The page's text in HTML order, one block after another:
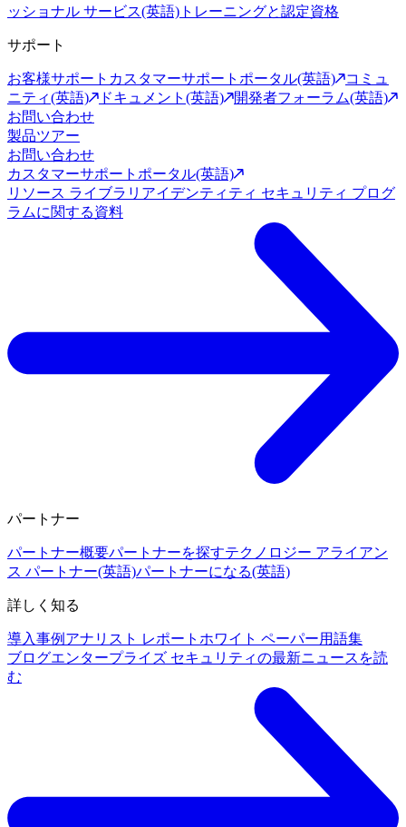
ッショナル サービス(英語) トレーニングと認定資格
サポート
お客様サポート カスタマーサポートポータル(英語)
コミュ
ニティ(英語)
ドキュメント(英語)
開発者フォーラム(英語)
お問い合わせ
製品ツアー
お問い合わせ
カスタマーサポートポータル(英語)
リソース ライブラリ アイデンティティ セキュリティ プログ
ラムに関する資料
パートナー
パートナー概要パートナーを探すテクノロジー アライアン
ス パートナー(英語)パートナーになる(英語)
詳しく知る
導入事例 アナリスト レポート ホワイト ペーパー用語集
ブログエンタープライズ セキュリティの最新ニュースを読
む